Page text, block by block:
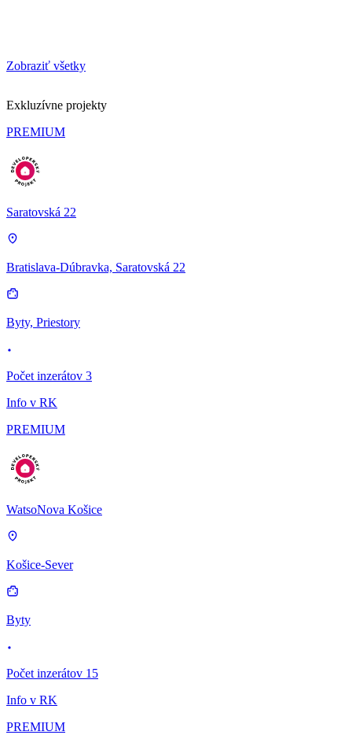
Zobraziť všetky
Exkluzívne projekty
PREMIUM
Saratovská 22
Bratislava-Dúbravka, Saratovská 22
Byty, Priestory
Počet inzerátov 3
Info v RK
PREMIUM
WatsoNova Košice
Košice-Sever
Byty
Počet inzerátov 15
Info v RK
PREMIUM